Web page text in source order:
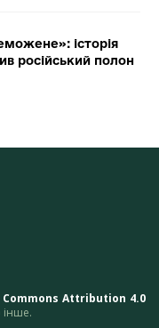
історія
російський полон
Attribution 4.0